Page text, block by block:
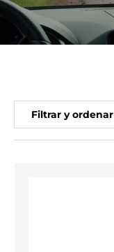
Filtrar y ordenar